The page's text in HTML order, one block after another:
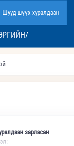
Шууд шүүх хуралдаан
зарласан